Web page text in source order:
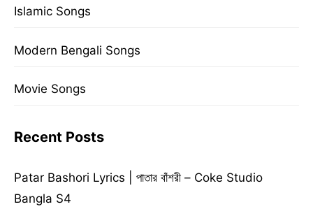
Islamic Songs
Modern Bengali Songs
Movie Songs
Recent Posts
Patar Bashori Lyrics | পাতার বাঁশরী – Coke Studio
Bangla S4